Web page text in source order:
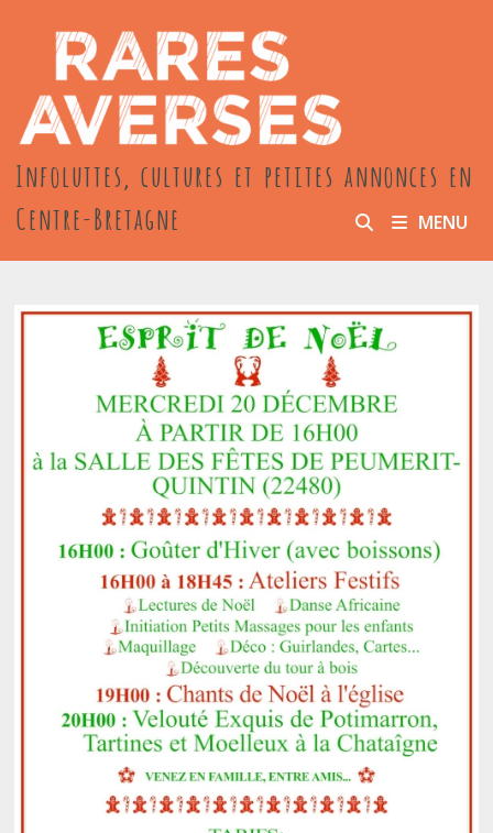
contenu
Infoluttes, cultures et petites annonces en
Centre-Bretagne
MENU